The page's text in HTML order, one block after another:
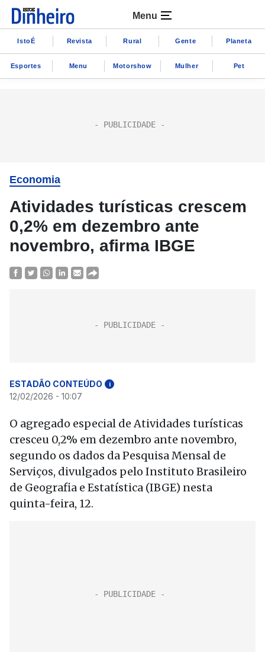
Menu
IstoÉ Revista Rural Gente Planeta
Esportes Menu Motorshow Mulher Pet
Economia
Atividades turísticas crescem
0,2% em dezembro ante
novembro, afirma IBGE
ESTADÃO CONTEÚDO i
12/02/2026 - 10:07
O agregado especial de Atividades turísticas
cresceu 0,2% em dezembro ante novembro,
segundo os dados da Pesquisa Mensal de
Serviços, divulgados pelo Instituto Brasileiro
de Geografia e Estatística (IBGE) nesta
quinta-feira, 12.